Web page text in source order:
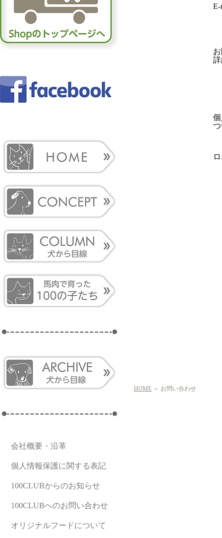
E-
HOME ＞ お問い合わせ
会社概要・沿革
個人情報保護に関する表記
100CLUBからのお知らせ
100CLUBへのお問い合わせ
オリジナルフードについて